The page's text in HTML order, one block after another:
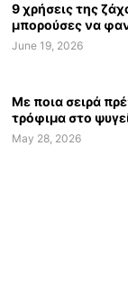
9 χρήσεις της
μπορούσες να
June 19, 2026
Με ποια σειρά
τρόφιμα στο
May 28, 2026